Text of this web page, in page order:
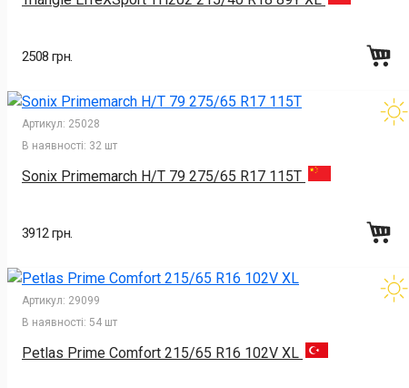
2508 грн.
Артикул: 25028
В наявності: 32 шт
Sonix Primemarch H/T 79 275/65 R17 115T
3912 грн.
Артикул: 29099
В наявності: 54 шт
Petlas Prime Comfort 215/65 R16 102V XL